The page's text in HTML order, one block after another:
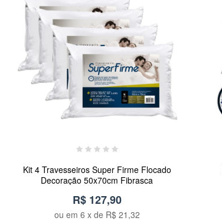
Kit 4 Travesseiros Super Firme Flocado
Decoração 50x70cm Fibrasca
R$ 127,90
ou em 6 x de R$ 21,32